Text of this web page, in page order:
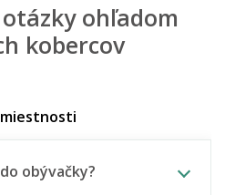
ohľadom
kobercov
obývačky?